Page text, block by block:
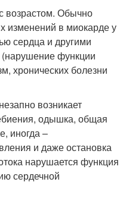
возрастом. Обычно
изменений в миокарде у
сердца и другими
функции
хронических болезни
возникает
одышка, общая
иногда –
и даже остановка
нарушается функция
сердечной